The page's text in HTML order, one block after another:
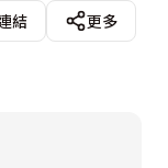
體線紋，經天花
度，凸顯客廳挑
線板收邊增加立
入空間，隱約散
結
更多